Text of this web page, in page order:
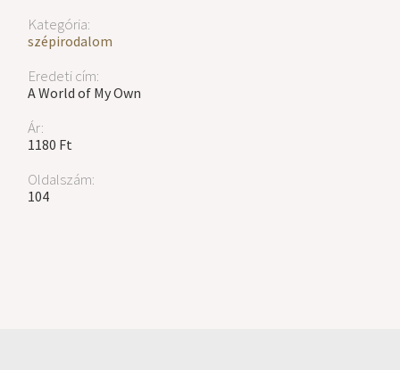
Kategória:
szépirodalom
Eredeti cím:
A World of My Own
Ár:
1180 Ft
Oldalszám:
104